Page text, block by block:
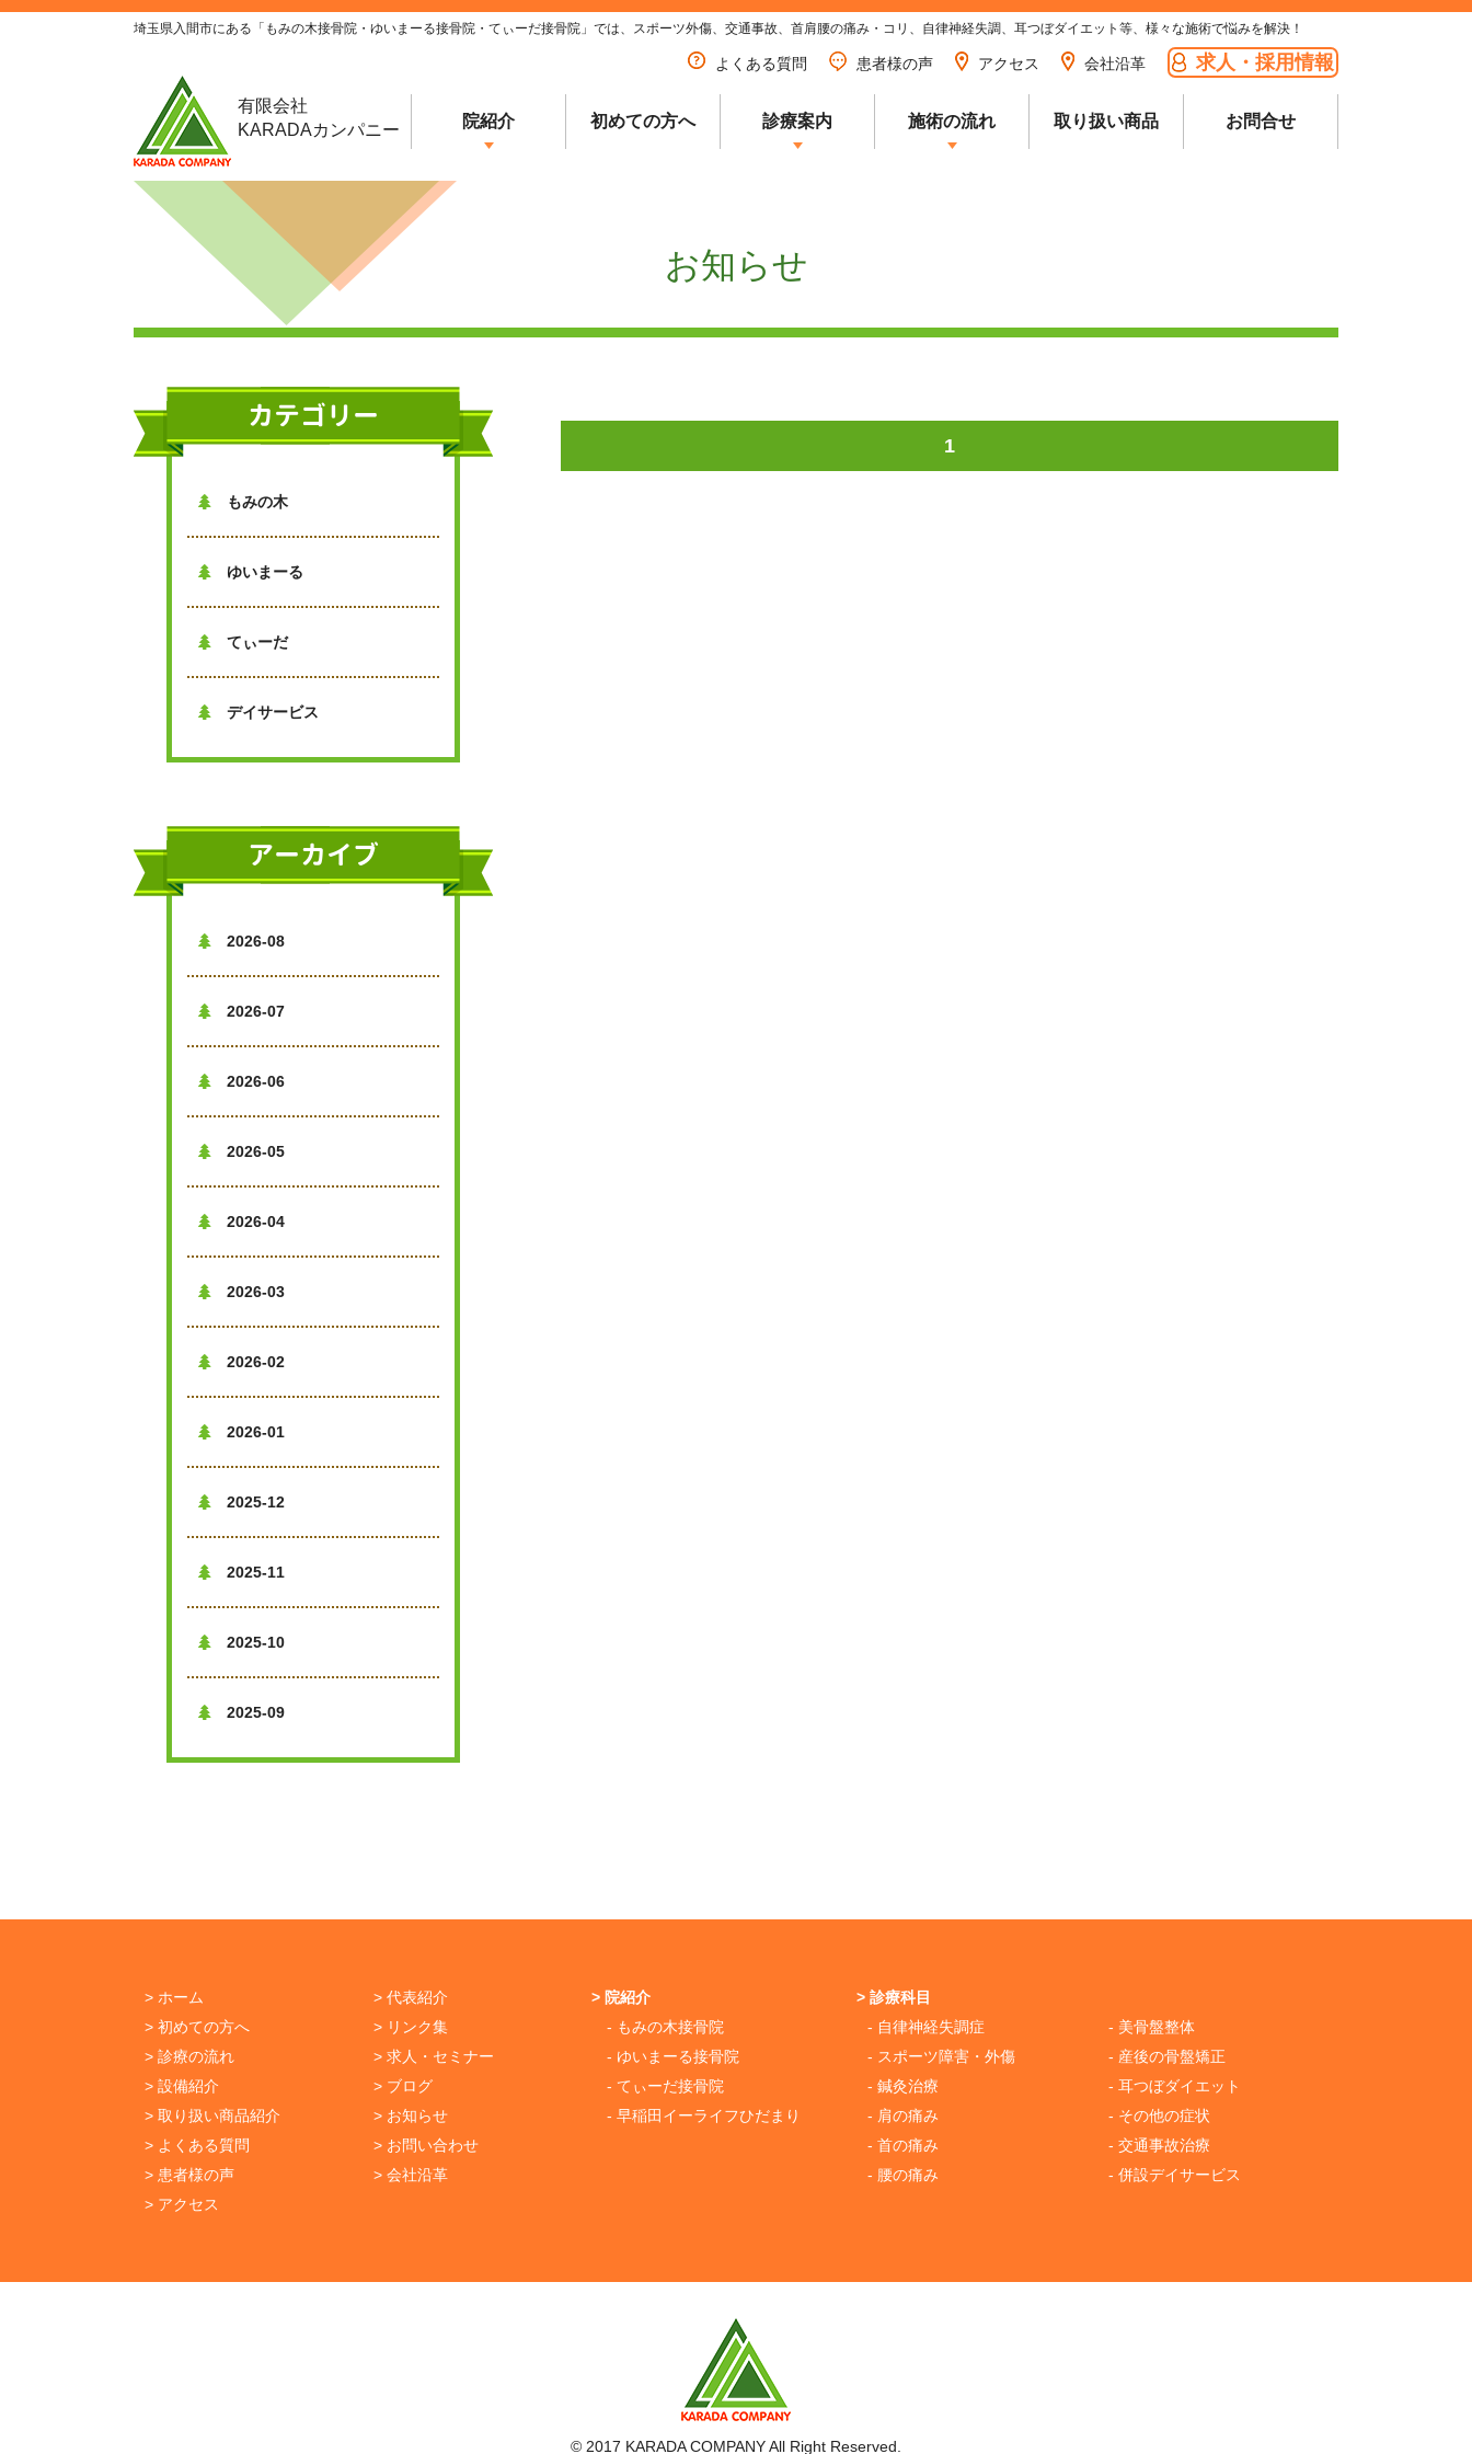
埼玉県入間市にある「もみの木接骨院・ゆいまーる接骨院・てぃーだ接骨院」では、スポーツ外傷、交通事故、首肩腰の痛み・コリ、自律神経失調、耳つぼダイエット等、様々な施術で悩みを解決！
よくある質問 患者様の声 アクセス 会社沿革 求人・採用情報
有限会社
KARADAカンパニー
院紹介 初めての方へ 診療案内 施術の流れ 取り扱い商品 お問合せ
お知らせ
1
カテゴリー
 もみの木
 ゆいまーる
 てぃーだ
 デイサービス
アーカイブ
 2026-08
 2026-07
 2026-06
 2026-05
 2026-04
 2026-03
 2026-02
 2026-01
 2025-12
 2025-11
 2025-10
 2025-09
> ホーム
> 初めての方へ
> 診療の流れ
> 設備紹介
> 取り扱い商品紹介
> よくある質問
> 患者様の声
> アクセス
> 代表紹介
> リンク集
> 求人・セミナー
> ブログ
> お知らせ
> お問い合わせ
> 会社沿革
> 院紹介
- もみの木接骨院
- ゆいまーる接骨院
- てぃーだ接骨院
- 早稲田イーライフひだまり
> 診療科目
- 自律神経失調症
- スポーツ障害・外傷
- 鍼灸治療
- 肩の痛み
- 首の痛み
- 腰の痛み
- 美骨盤整体
- 産後の骨盤矯正
- 耳つぼダイエット
- その他の症状
- 交通事故治療
- 併設デイサービス
© 2017 KARADA COMPANY All Right Reserved.